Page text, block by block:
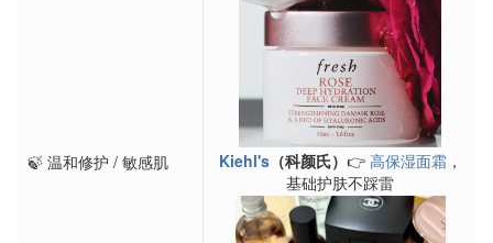
🍃 温和修护 / 敏感肌 Kiehl's（科颜氏） 👉 高保湿面霜，
基础护肤不踩雷